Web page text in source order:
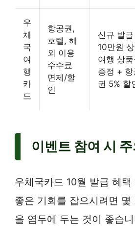
우
체
국
여
행
카
드
항공권,
호텔, 해
외 이용
수수료
면제/할
인
신규 발급
10만원
여행 상품
증정 + 항
권 5% 할
이벤트 참여 시
우체국카드 10월 발급 혜택
좋은 기회를 잡으시려면 몇
을 염두에 두는 것이 좋습